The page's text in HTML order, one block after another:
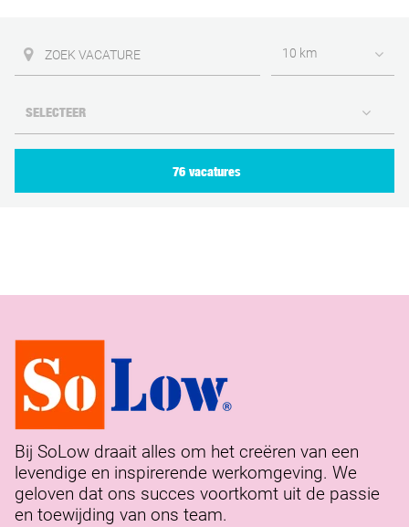
10 km
76 vacatures
Bij SoLow draait alles om het creëren van een
levendige en inspirerende werkomgeving. We
geloven dat ons succes voortkomt uit de passie
en toewijding van ons team.